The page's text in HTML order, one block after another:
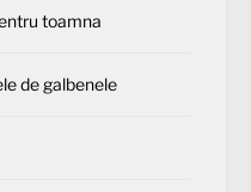
toamna
de galbenele